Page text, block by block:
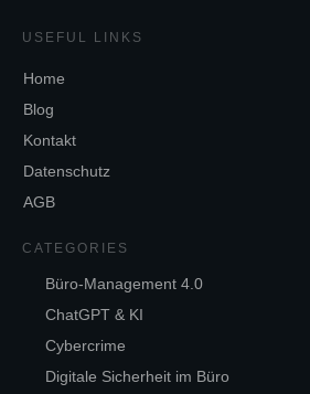
USEFUL LINKS
Home
Blog
Kontakt
Datenschutz
AGB
CATEGORIES
Büro-Management 4.0
ChatGPT & KI
Cybercrime
Digitale Sicherheit im Büro